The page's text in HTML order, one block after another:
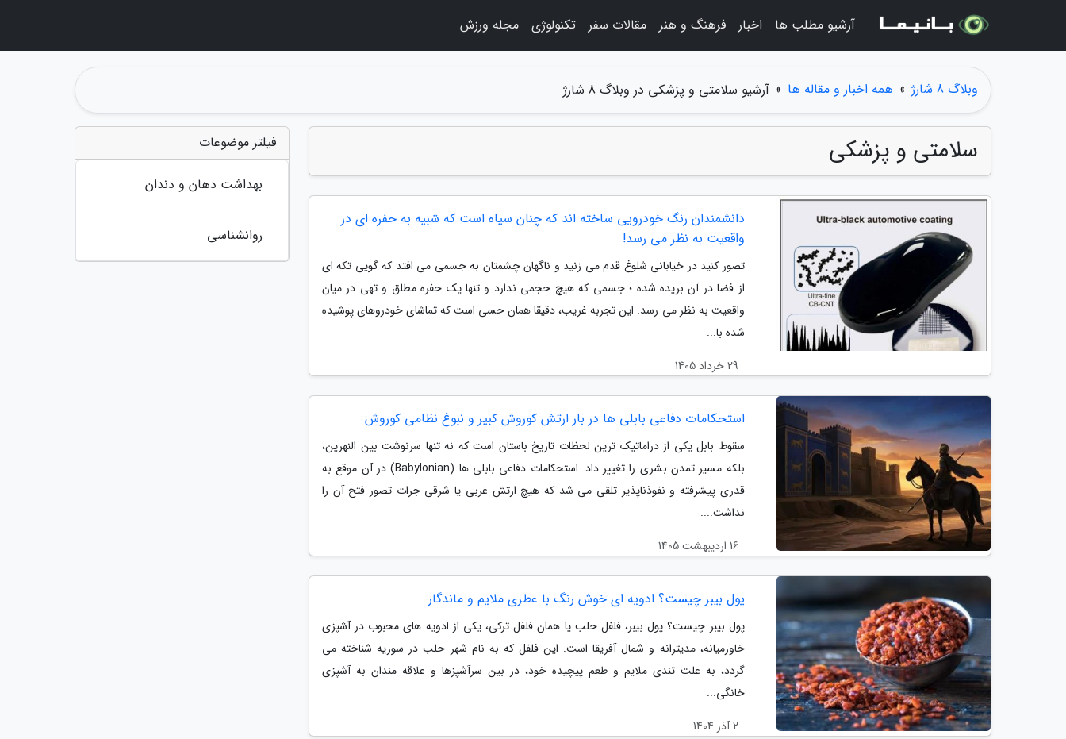
وبلاگ 8 شارژ » همه اخبار و مقاله ها » آرشیو سلامتی و پزشکی در وبلاگ 8 شارژ
سلامتی و پزشکی
دانشمندان رنگ خودرویی ساخته اند که چنان سیاه است که شبیه به حفره ای در
واقعیت به نظر می رسد!
تصور کنید در خیابانی شلوغ قدم می زنید و ناگهان چشمتان به جسمی می افتد که گویی تکه ای
از فضا در آن بریده شده ؛ جسمی که هیچ حجمی ندارد و تنها یک حفره مطلق و تهی در میان
واقعیت به نظر می رسد. این تجربه غریب، دقیقا همان حسی است که تماشای خودروهای پوشیده
شده با...
29 خرداد 1405
استحکامات دفاعی بابلی ها در بار ارتش کوروش کبیر و نبوغ نظامی کوروش
سقوط بابل یکی از دراماتیک ترین لحظات تاریخ باستان است که نه تنها سرنوشت بین النهرین،
بلکه مسیر تمدن بشری را تغییر داد. استحکامات دفاعی بابلی ها (Babylonian) در آن موقع به
قدری پیشرفته و نفوذناپذیر تلقی می شد که هیچ ارتش غربی یا شرقی جرات تصور فتح آن را
نداشت....
16 اردیبهشت 1405
پول بیبر چیست؟ ادویه ای خوش رنگ با عطری ملایم و ماندگار
پول بیبر چیست؟ پول بیبر، فلفل حلب یا همان فلفل ترکی، یکی از ادویه های محبوب در آشپزی
خاورمیانه، مدیترانه و شمال آفریقا است. این فلفل که به نام شهر حلب در سوریه شناخته می
گردد، به علت تندی ملایم و طعم پیچیده خود، در بین سرآشپزها و علاقه مندان به آشپزی
خانگی...
2 آذر 1404
فیلتر موضوعات
بهداشت دهان و دندان
روانشناسی
آرشیو مطلب ها اخبار فرهنگ و هنر مقالات سفر تکنولوژی مجله ورزش